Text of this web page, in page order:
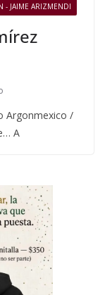
- JAIME ARIZMENDI
Argonmexico /
A